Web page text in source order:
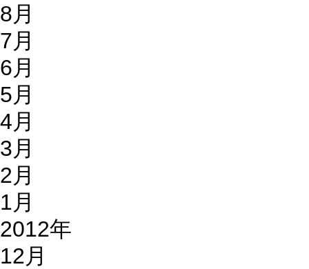
8月
7月
6月
5月
4月
3月
2月
1月
2012年
12月